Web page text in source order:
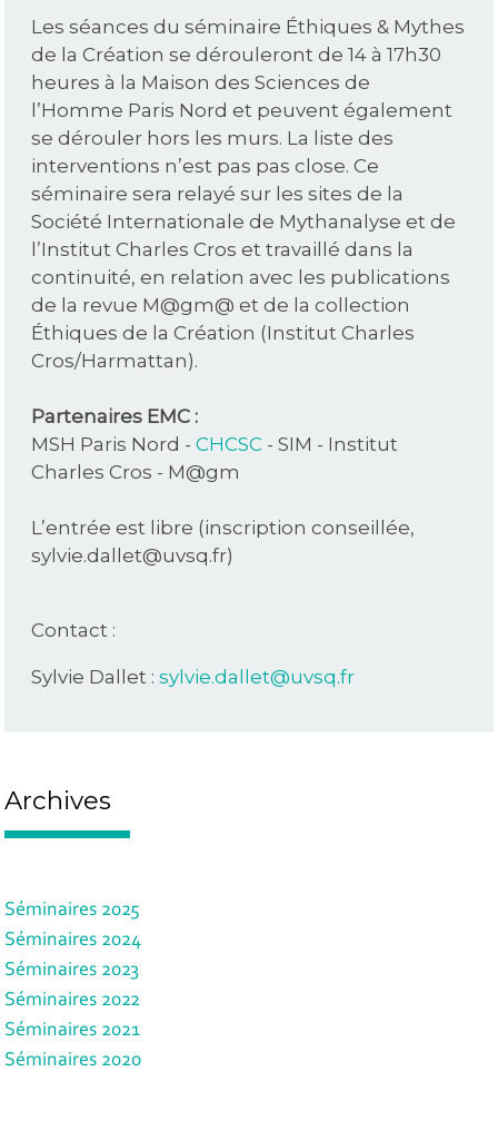
Les séances du séminaire Éthiques & Mythes
de la Création se dérouleront de 14 à 17h30
heures à la Maison des Sciences de
l’Homme Paris Nord et peuvent également
se dérouler hors les murs. La liste des
interventions n’est pas pas close. Ce
séminaire sera relayé sur les sites de la
Société Internationale de Mythanalyse et de
l’Institut Charles Cros et travaillé dans la
continuité, en relation avec les publications
de la revue M@gm@ et de la collection
Éthiques de la Création (Institut Charles
Cros/Harmattan).
Partenaires EMC :
MSH Paris Nord -CHCSC - SIM - Institut
Charles Cros - M@gm
L’entrée est libre (inscription conseillée,
sylvie.dallet@uvsq.fr)
Contact :
Sylvie Dallet :sylvie.dallet@uvsq.fr
Archives
Séminaires 2025
Séminaires 2024
Séminaires 2023
Séminaires 2022
Séminaires 2021
Séminaires 2020